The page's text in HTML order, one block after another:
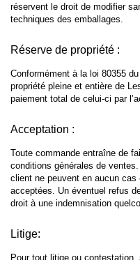
réservent le droit de modifier
techniques des emballages.
Réserve de propriété :
Conformément à la loi 80355
propriété pleine et entière de
paiement total de celui-ci par
Acceptation :
Toute commande entraîne de
conditions générales de
client ne peuvent en aucun
acceptées. Un éventuel refus
droit à une indemnisation
Litige:
Pour tout litige ou